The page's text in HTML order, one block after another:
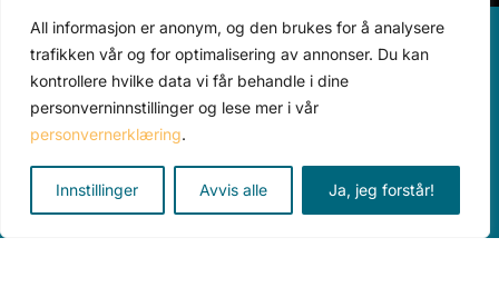
All informasjon er anonym, og den brukes for å analysere
trafikken vår og for optimalisering av annonser. Du kan
kontrollere hvilke data vi får behandle i dine
personverninnstillinger og lese mer i vår
personvernerklæring.
Innstillinger Avvis alle Ja, jeg forstår!
kontakt@astronomen.no
457 28 816
Piperveien 490, 2743 Harestua